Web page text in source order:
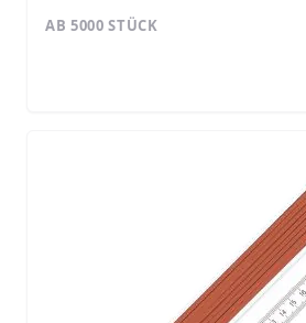
AB 5000 STÜCK